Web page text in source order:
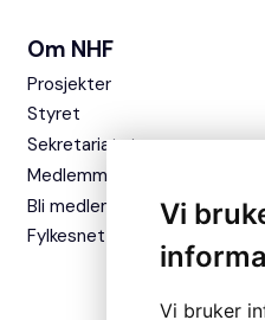
Vi
Vi bruker
Om NHF
Prosjekter
Styret
Sekretariatet
Medlemmer
Bli medlem
Fylkesnettverket